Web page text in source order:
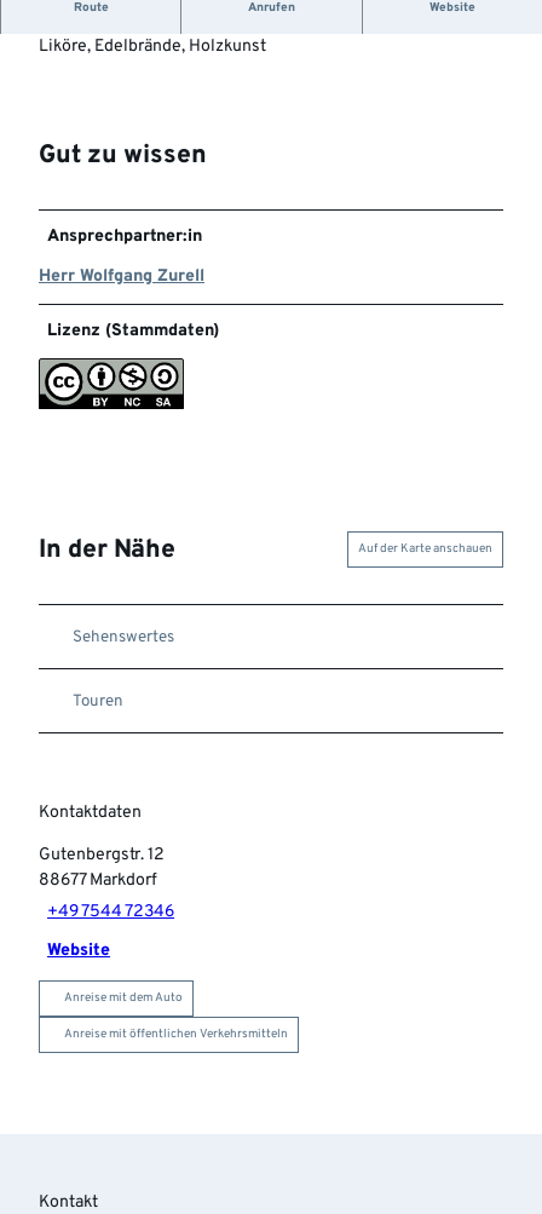
Route Anrufen Website
Liköre, Edelbrände, Holzkunst
Gut zu wissen
Ansprechpartner:in
Herr Wolfgang Zurell
Lizenz (Stammdaten)
In der Nähe Auf der Karte anschauen
Sehenswertes
Touren
Kontaktdaten
Gutenbergstr. 12
88677Markdorf
+49 7544 72346
Website
Anreise mit dem Auto
Anreise mit öffentlichen Verkehrsmitteln
Kontakt